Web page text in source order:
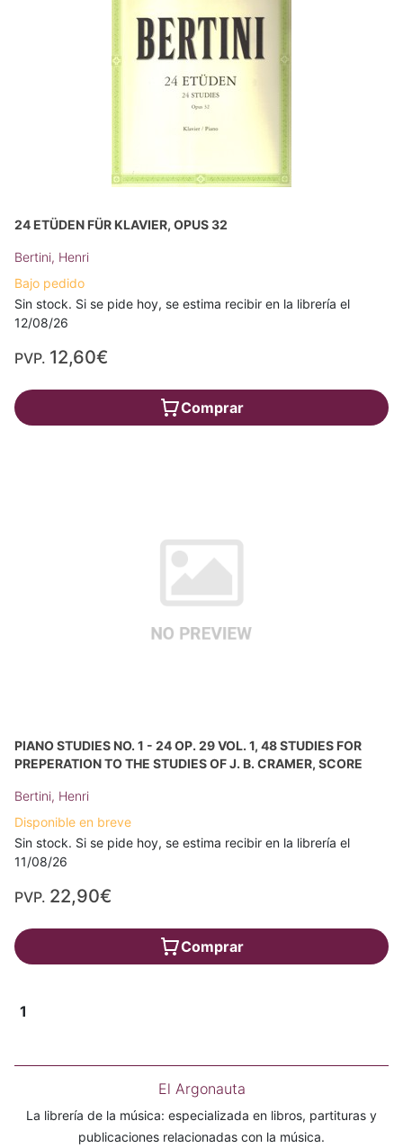
24 ETÜDEN FÜR KLAVIER, OPUS 32
Bertini, Henri
Bajo pedido
Sin stock. Si se pide hoy, se estima recibir en la librería el
12/08/26
PVP. 12,60€
Comprar
PIANO STUDIES NO. 1 - 24 OP. 29 VOL. 1, 48 STUDIES FOR
PREPERATION TO THE STUDIES OF J. B. CRAMER, SCORE
Bertini, Henri
Disponible en breve
Sin stock. Si se pide hoy, se estima recibir en la librería el
11/08/26
PVP. 22,90€
Comprar
1
El Argonauta
La librería de la música: especializada en libros, partituras y
publicaciones relacionadas con la música.